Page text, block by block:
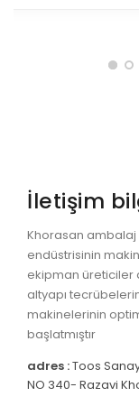
Pastörize
0
kontrol
soğutma
hat sonu
ÜRETIM HATLARI
Baştan sona
İletişim
Khorasan ambalaj
endüstrisinin
ekipman üreticiler
altyapı
makinelerinin
başlatmıştır
adres :Toos
NO 340- Razavi